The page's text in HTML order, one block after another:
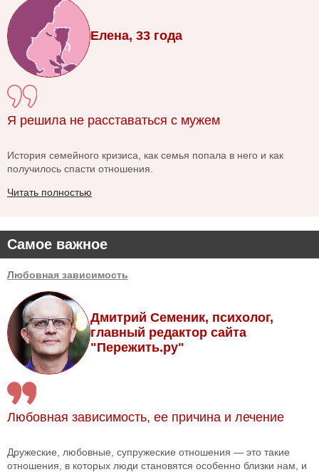
Самое важное
Любовная зависимость
Дмитрий Семеник, психолог,
главный редактор сайта
"Пережить.ру"
Любовная зависимость, ее причина и лечение
Дружеские, любовные, супружеские отношения — это такие
отношения, в которых люди становятся особенно близки нам, и
Елена, 33 года
Я решила не расставаться с мужем
История семейного кризиса, как семья попала в него и как
получилось спасти отношения.
Читать полностью